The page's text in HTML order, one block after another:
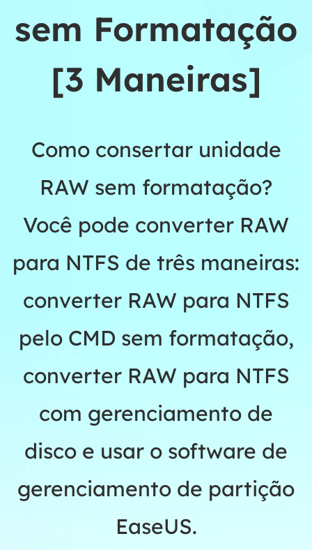
sem Formatação
[3 Maneiras]
Como consertar unidade
RAW sem formatação?
Você pode converter RAW
para NTFS de três maneiras:
converter RAW para NTFS
pelo CMD sem formatação,
converter RAW para NTFS
com gerenciamento de
disco e usar o software de
gerenciamento de partição
EaseUS.